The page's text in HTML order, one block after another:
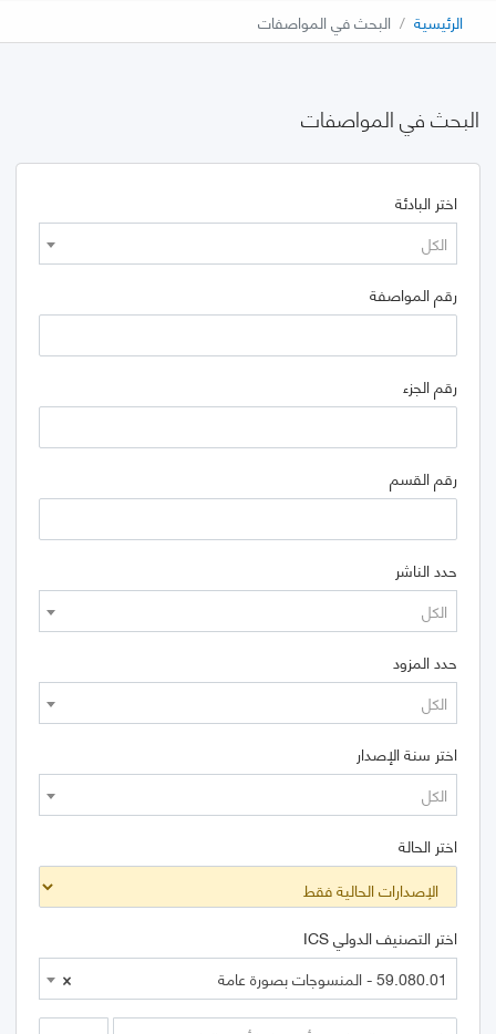
الرئيسية البحث في المواصفات
البحث في المواصفات
اختر البادئة
الكل
رقم المواصفة
رقم الجزء
رقم القسم
حدد الناشر
الكل
حدد المزود
الكل
اختر سنة الإصدار
الكل
اختر الحالة
اختر التصنيف الدولي ICS
×
59.080.01 - المنسوجات بصورة عامة